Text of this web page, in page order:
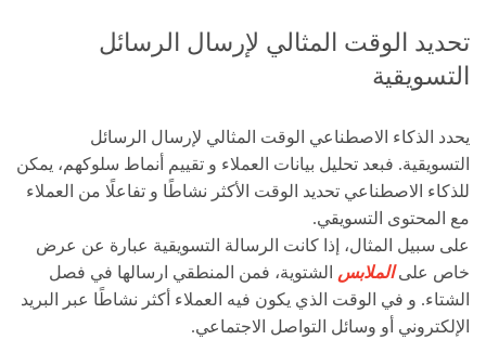
تحديد الوقت المثالي لإرسال الرسائل
التسويقية
يحدد الذكاء الاصطناعي الوقت المثالي لإرسال الرسائل
التسويقية. فبعد تحليل بيانات العملاء و تقييم أنماط سلوكهم، يمكن
للذكاء الاصطناعي تحديد الوقت الأكثر نشاطًا و تفاعلًا من العملاء
مع المحتوى التسويقي.
على سبيل المثال، إذا كانت الرسالة التسويقية عبارة عن عرض
خاص علىالملابس الشتوية، فمن المنطقي ارسالها في فصل
الشتاء. و في الوقت الذي يكون فيه العملاء أكثر نشاطًا عبر البريد
الإلكتروني أو وسائل التواصل الاجتماعي.